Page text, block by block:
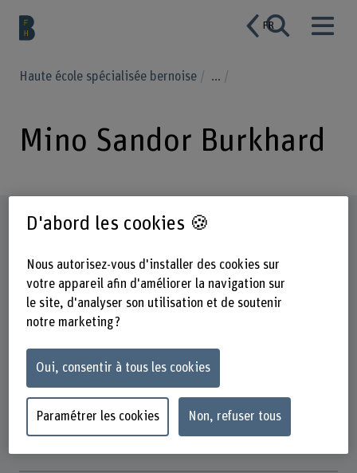
FR
Haute école spécialisée bernoise ...
Mino Sandor Burkhard
Profil
D'abord les cookies 🍪
Nous autorisez-vous d'installer des cookies sur
votre appareil afin d'améliorer la navigation sur
le site, d'analyser son utilisation et de soutenir
notre marketing ?
Oui, consentir à tous les cookies
Paramétrer les cookies Non, refuser tous